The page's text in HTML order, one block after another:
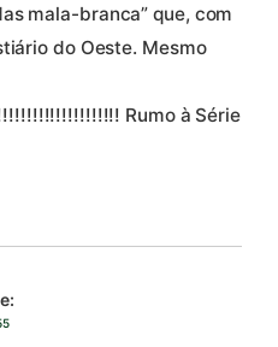
mala-branca” que, com
do Oeste. Mesmo
Rumo à Série